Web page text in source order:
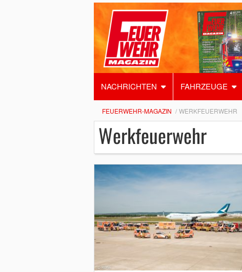
NACHRICHTEN FAHRZEUGE
FEUERWEHR-MAGAZIN WERKFEUERWEHR
Werkfeuerwehr